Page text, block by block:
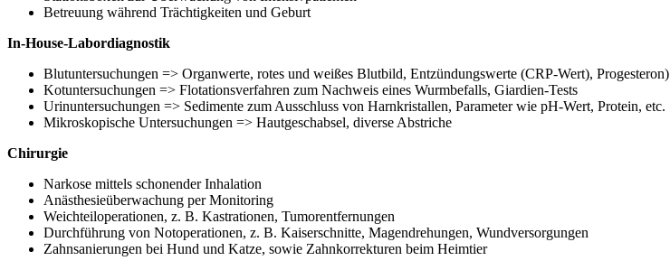
Betreuung während Trächtigkeiten und Geburt
In-House-Labordiagnostik
Blutuntersuchungen => Organwerte, rotes und weißes Blutbild, Entzündungswerte (CRP-Wert), Progesteron)
Kotuntersuchungen => Flotationsverfahren zum Nachweis eines Wurmbefalls, Giardien-Tests
Urinuntersuchungen => Sedimente zum Ausschluss von Harnkristallen, Parameter wie pH-Wert, Protein, etc.
Mikroskopische Untersuchungen => Hautgeschabsel, diverse Abstriche
Chirurgie
Narkose mittels schonender Inhalation
Anästhesieüberwachung per Monitoring
Weichteiloperationen, z. B. Kastrationen, Tumorentfernungen
Durchführung von Notoperationen, z. B. Kaiserschnitte, Magendrehungen, Wundversorgungen
Zahnsanierungen bei Hund und Katze, sowie Zahnkorrekturen beim Heimtier